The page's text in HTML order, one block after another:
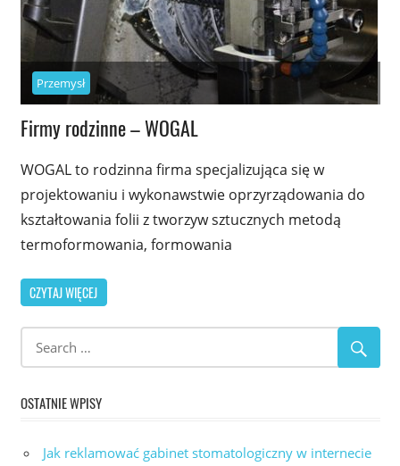
Przemysł
Firmy rodzinne – WOGAL
WOGAL to rodzinna firma specjalizująca się w
projektowaniu i wykonawstwie oprzyrządowania do
kształtowania folii z tworzyw sztucznych metodą
termoformowania, formowania
CZYTAJ WIĘCEJ
OSTATNIE WPISY
Jak reklamować gabinet stomatologiczny w internecie